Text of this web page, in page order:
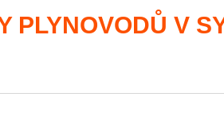
PLYNOVODŮ V